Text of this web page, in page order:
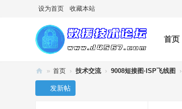
设为首页 收藏本站
首页
» 首页 › 技术交流 › 9008短接图·ISP飞线图 ›
发新帖